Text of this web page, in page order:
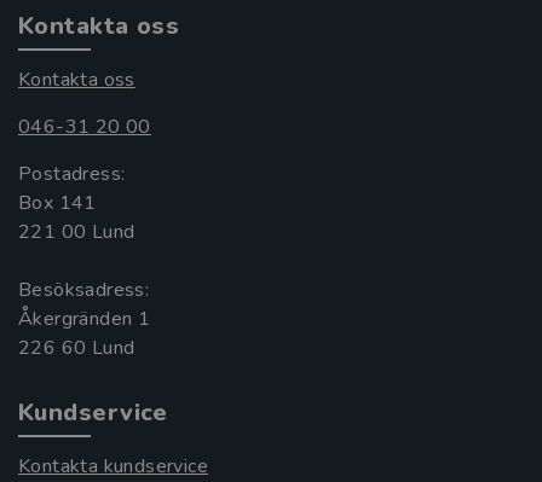
Kontakta oss
Kontakta oss
046-31 20 00
Postadress:
Box 141
221 00 Lund
Besöksadress:
Åkergränden 1
Kundservice
Kontakta kundservice